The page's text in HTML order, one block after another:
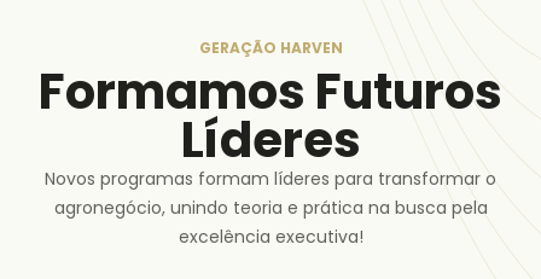
GERAÇÃO HARVEN
Formamos Futuros
Líderes
Novos programas formam líderes para transformar o
agronegócio, unindo teoria e prática na busca pela
excelência executiva!